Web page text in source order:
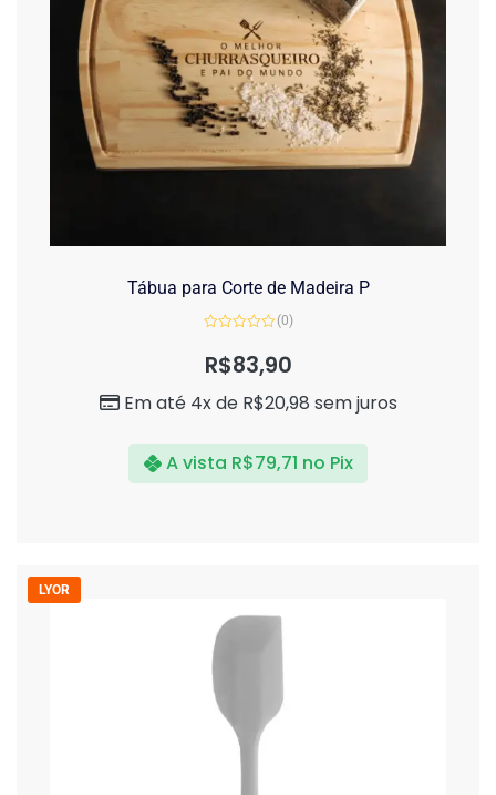
Tábua para Corte de Madeira P
de
(0)
R$83,90
Em até 4x de R$20,98 sem juros
A vista R$79,71 no Pix
LYOR